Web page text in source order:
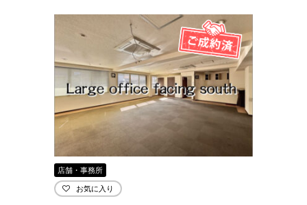
店舗・事務所
お気に入り